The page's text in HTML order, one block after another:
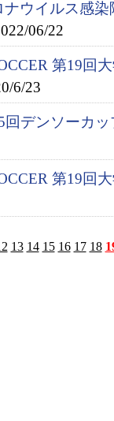
ナウイルス感
06/22
第19回
6/23
回デンソーカ
第19回
13 14 15 16 17 18